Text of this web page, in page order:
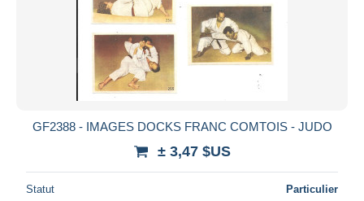
GF2388 - IMAGES DOCKS FRANC COMTOIS - JUDO
± 3,47 $US
Statut Particulier